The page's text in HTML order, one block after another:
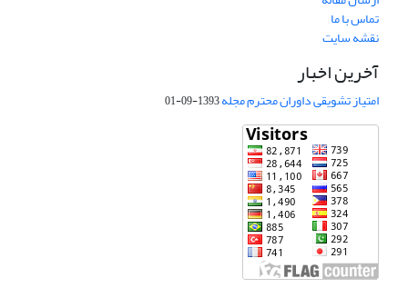
تماس با ما
نقشه سایت
آخرین اخبار
امتیاز تشویقی داوران محترم مجله1393-09-01